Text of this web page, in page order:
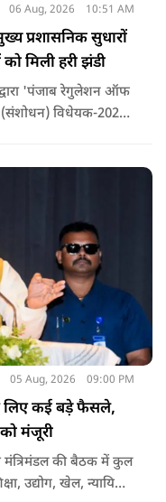
06 Aug, 2026 10:51 AM
प्रशासनिक सुधारों
मिली हरी झंडी
'पंजाब रेगुलेशन ऑफ
विधेयक-2026'
05 Aug, 2026 09:00 PM
लिए कई बड़े फैसले,
को मंजूरी
मंत्रिमंडल की बैठक में कुल
उद्योग, खेल, न्यायिक